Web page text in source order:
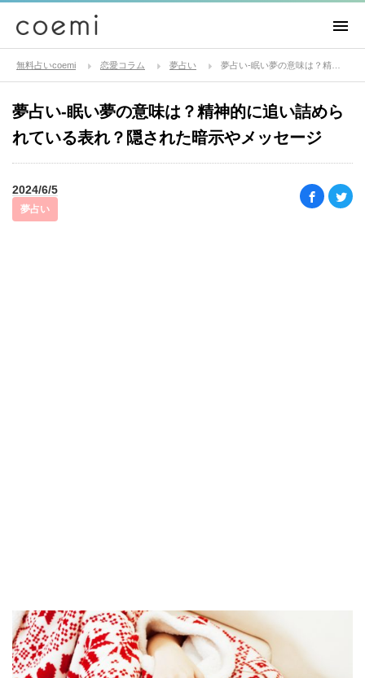
無料占いcoemi 恋愛コラム 夢占い
夢占い-眠い夢の意味は？精神的に追い詰めら
れている表れ？隠された暗示やメッセージ
2024/6/5
夢占い